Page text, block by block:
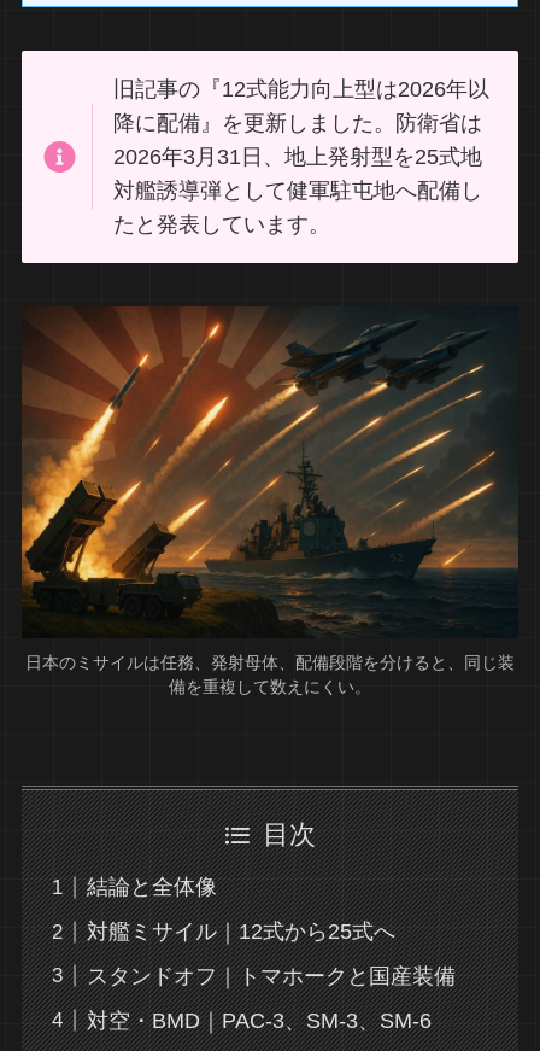
旧記事の『12式能力向上型は2026年以
降に配備』を更新しました。防衛省は
2026年3月31日、地上発射型を25式地
対艦誘導弾として健軍駐屯地へ配備し
たと発表しています。
日本のミサイルは任務、発射母体、配備段階を分けると、同じ装
備を重複して数えにくい。
目次
結論と全体像
対艦ミサイル｜12式から25式へ
スタンドオフ｜トマホークと国産装備
対空・BMD｜PAC-3、SM-3、SM-6